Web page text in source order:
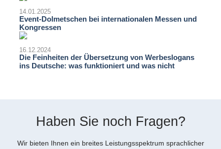
14.01.2025
Event-Dolmetschen bei internationalen Messen und
Kongressen
16.12.2024
Die Feinheiten der Übersetzung von Werbeslogans
ins Deutsche: was funktioniert und was nicht
Haben Sie noch Fragen?
Wir bieten Ihnen ein breites Leistungsspektrum sprachlicher